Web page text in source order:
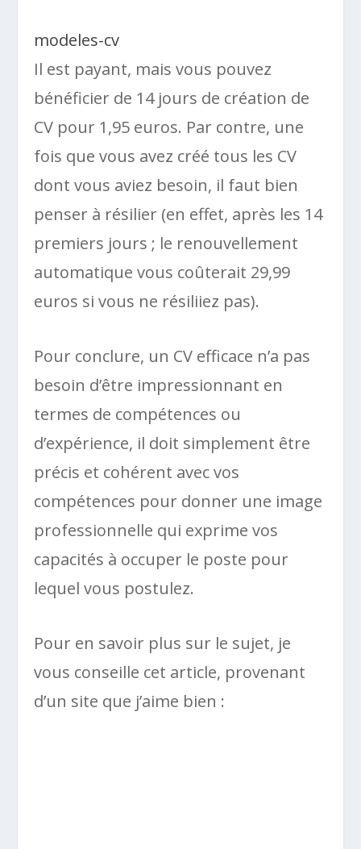
modeles-cv
Il est payant, mais vous pouvez
bénéficier de 14 jours de création de
CV pour 1,95 euros. Par contre, une
fois que vous avez créé tous les CV
dont vous aviez besoin, il faut bien
penser à résilier (en effet, après les 14
premiers jours ; le renouvellement
automatique vous coûterait 29,99
euros si vous ne résiliiez pas).
Pour conclure, un CV efficace n’a pas
besoin d’être impressionnant en
termes de compétences ou
d’expérience, il doit simplement être
précis et cohérent avec vos
compétences pour donner une image
professionnelle qui exprime vos
capacités à occuper le poste pour
lequel vous postulez.
Pour en savoir plus sur le sujet, je
vous conseille cet article, provenant
d’un site que j’aime bien :